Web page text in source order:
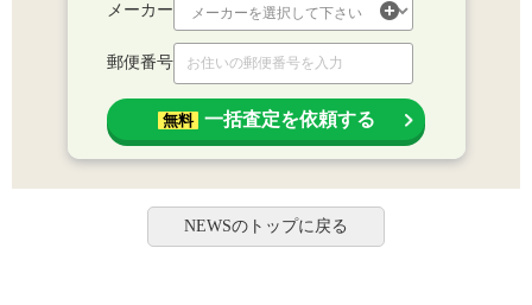
メーカー
郵便番号
無料 一括査定を依頼する
NEWSのトップに戻る